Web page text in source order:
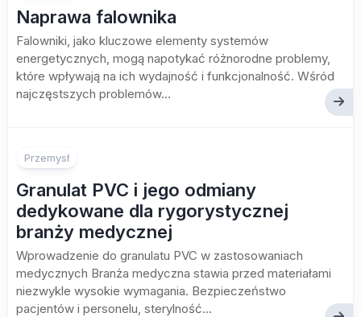
Naprawa falownika
Falowniki, jako kluczowe elementy systemów
energetycznych, mogą napotykać różnorodne problemy,
które wpływają na ich wydajność i funkcjonalność. Wśród
najczęstszych problemów...
Przemysł
Granulat PVC i jego odmiany
dedykowane dla rygorystycznej
branży medycznej
Wprowadzenie do granulatu PVC w zastosowaniach
medycznych Branża medyczna stawia przed materiałami
niezwykle wysokie wymagania. Bezpieczeństwo
pacjentów i personelu, sterylność...